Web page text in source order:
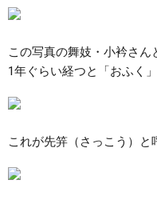
この写真の舞妓・小衿さ
1年ぐらい経つと「おふく
これが先笄（さっこう）